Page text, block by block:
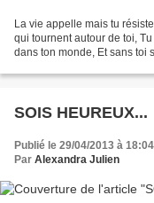
La vie appelle mais tu
qui tournent autour de toi,
dans ton monde, Et sans toi
SOIS HEUREUX...
Publié le 29/04/2013 à 18:04
Par Alexandra Julien